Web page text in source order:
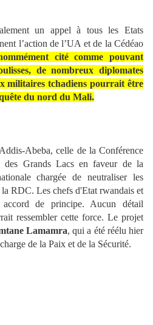
un appel à tous les Etats
l’action de l’UA et de la Cédéao
cité comme pouvant
de nombreux diplomates
militaires tchadiens pourrait être
du nord du Mali.
Abeba, celle de la Conférence
des Grands Lacs en faveur de la
chargée de neutraliser les
la RDC. Les chefs d'Etat rwandais et
de principe. Aucun détail
ressembler cette force. Le projet
Lamamra, qui a été réélu hier
de la Paix et de la Sécurité.